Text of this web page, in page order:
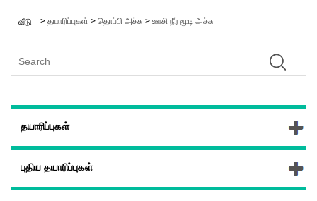
வீடு > தயாரிப்புகள் > தொப்பி அச்சு > ஊசி நீர் மூடி அச்சு
தயாரிப்புகள்
புதிய தயாரிப்புகள்